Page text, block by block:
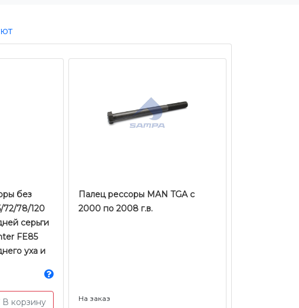
без
72/78/120
серьги
FE85
уха и
В корзину
Палец рессоры MAN TGA с
2000 по 2008 г.в.
На заказ